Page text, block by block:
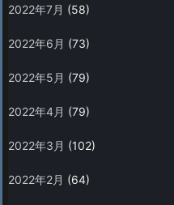
2022年7月 (58)
2022年6月 (73)
2022年5月 (79)
2022年4月 (79)
2022年3月 (102)
2022年2月 (64)